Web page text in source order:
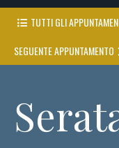
TUTTI GLI
SEGUENTE APPUNTAMENTO